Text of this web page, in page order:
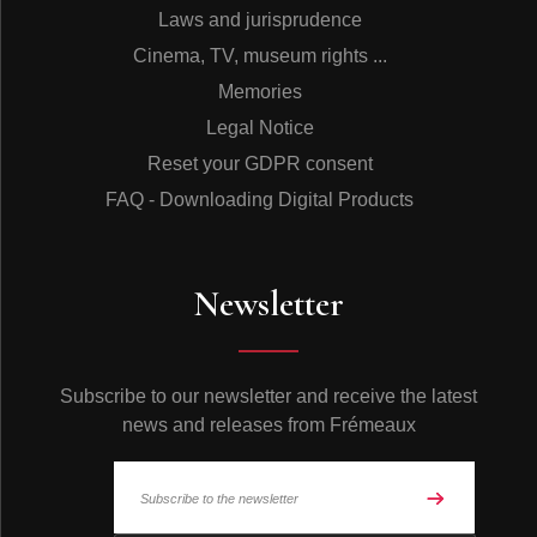
principaux. Les ballades sont des épopées, souvent
racontées d'une manière dramatique. La danse elle
même tourne autour du centre du cercle vers lequel
convergent les pensées des danseurs. Au centre, les
meneurs et les autres danseurs recréent un monde,
selon un ordre précis, dans lequel ils revivent les
événements de la ballade.
La danse féroïenne est un art populaire, mais créé par
les danseurs eux-mêmes. Ils portent rarement attention
Tutl Records est une société qui appartient à un
ensemble de musiciens et de compositeurs. Le
: ethnique, populaire, jazz et musique pour enfants, pop,
Les compositions originales représentent la majorité de
la production. Tutl est né en 1977 à la suite d’
régulièrement au club de jazz de Tórshavn, Havnar
Laws and jurisprudence
Cinema, TV, museum rights ...
Memories
Legal Notice
Reset your GDPR consent
FAQ - Downloading Digital Products
Newsletter
Subscribe to our newsletter and receive the latest
news and releases from Frémeaux